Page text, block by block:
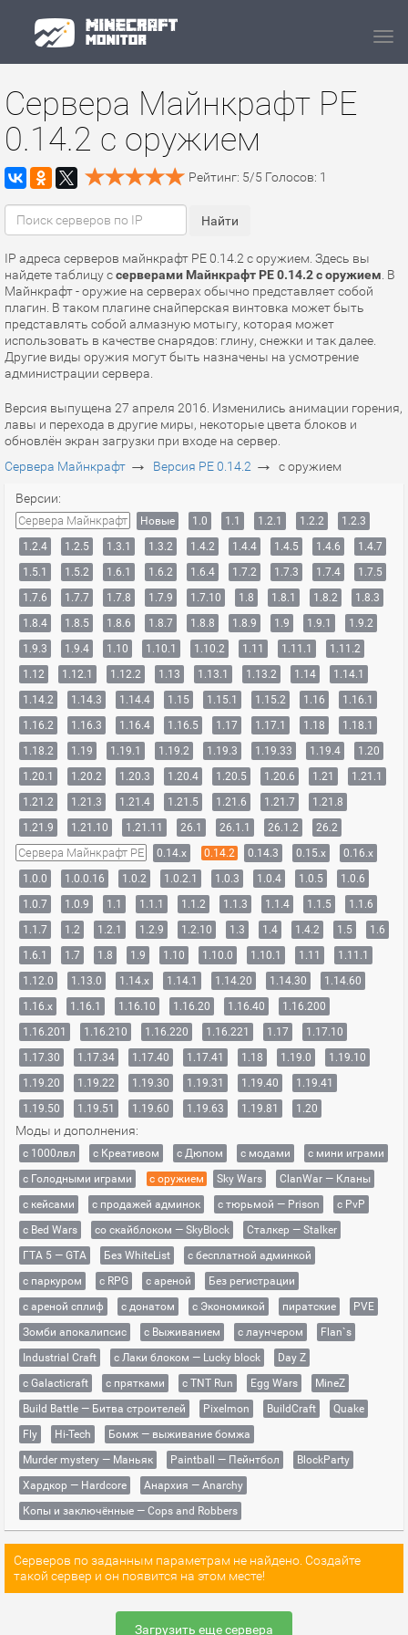
Сервера Майнкрафт PE
0.14.2 с оружием
Рейтинг: 5/5 Голосов: 1
IP адреса серверов майнкрафт PE 0.14.2 с оружием. Здесь вы
найдете таблицу ссерверами Майнкрафт PE 0.14.2 с оружием . В
Майнкрафт - оружие на серверах обычно представляет собой
плагин. В таком плагине снайперская винтовка может быть
представлять собой алмазную мотыгу, которая может
использовать в качестве снарядов: глину, снежки и так далее.
Другие виды оружия могут быть назначены на усмотрение
администрации сервера.
Версия выпущена 27 апреля 2016. Изменились анимации горения,
лавы и перехода в другие миры, некоторые цвета блоков и
обновлён экран загрузки при входе на сервер.
Сервера Майнкрафт → Версия PE 0.14.2 → с оружием
Версии:
Сервера Майнкрафт Новые 1.0 1.1 1.2.1 1.2.2
1.2.3
1.2.4
1.2.5 1.3.1 1.3.2 1.4.2 1.4.4 1.4.5 1.4.6
1.4.7
1.5.1
1.5.2 1.6.1 1.6.2 1.6.4 1.7.2 1.7.3 1.7.4
1.7.5
1.7.6
1.7.7 1.7.8 1.7.9 1.7.10 1.8 1.8.1 1.8.2
1.8.3
1.8.4
1.8.5 1.8.6 1.8.7 1.8.8 1.8.9 1.9 1.9.1
1.9.2
1.9.3
1.9.4 1.10 1.10.1 1.10.2 1.11 1.11.1
1.11.2
1.12
1.12.1 1.12.2 1.13 1.13.1 1.13.2 1.14
1.14.1
1.14.2
1.14.3 1.14.4 1.15 1.15.1 1.15.2 1.16
1.16.1
1.16.2
1.16.3 1.16.4 1.16.5 1.17 1.17.1 1.18
1.18.1
1.18.2
1.19 1.19.1 1.19.2 1.19.3 1.19.33 1.19.4
1.20
1.20.1
1.20.2 1.20.3 1.20.4 1.20.5 1.20.6 1.21
1.21.1
1.21.2
1.21.3 1.21.4 1.21.5 1.21.6 1.21.7
1.21.8
1.21.9
1.21.10 1.21.11 26.1 26.1.1 26.1.2 26.2
Сервера Майнкрафт PE 0.14.x 0.14.2 0.14.3 0.15.x
0.16.x
1.0.0
1.0.0.16 1.0.2 1.0.2.1 1.0.3 1.0.4 1.0.5
1.0.6
1.0.7
1.0.9 1.1 1.1.1 1.1.2 1.1.3 1.1.4 1.1.5
1.1.6
1.1.7
1.2 1.2.1 1.2.9 1.2.10 1.3 1.4 1.4.2 1.5
1.6
1.6.1
1.7 1.8 1.9 1.10 1.10.0 1.10.1 1.11
1.11.1
1.12.0
1.13.0 1.14.x 1.14.1 1.14.20 1.14.30
1.14.60
1.16.x
1.16.1 1.16.10 1.16.20 1.16.40
1.16.200
1.16.201
1.16.210 1.16.220 1.16.221 1.17
1.17.10
1.17.30
1.17.34 1.17.40 1.17.41 1.18 1.19.0
1.19.10
1.19.20
1.19.22 1.19.30 1.19.31 1.19.40
1.19.41
1.19.50
1.19.51 1.19.60 1.19.63 1.19.81 1.20
Моды и дополнения:
с 1000лвл c Креативом с Дюпом с модами
с мини играми
с Голодными играми
с оружием Sky Wars
ClanWar — Кланы
с кейсами
с продажей админок с тюрьмой — Prison
с PvP
с Bed Wars
со скайблоком — SkyBlock
Сталкер — Stalker
ГТА 5 — GTA
Без WhiteList
с бесплатной админкой
с паркуром
с RPG с ареной
Без регистрации
с ареной сплиф
с донатом с Экономикой пиратские
PVE
Зомби апокалипсис
с Выживанием с лаунчером
Flan`s
Industrial Craft
с Лаки блоком — Lucky block
Day Z
с Galacticraft
с прятками с TNT Run Egg Wars
MineZ
Build Battle — Битва строителей
Pixelmon BuildCraft
Quake
Fly
Hi-Tech
Бомж — выживание бомжа
Murder mystery — Маньяк
Paintball — Пейнтбол
BlockParty
Хардкор — Hardcore
Анархия — Anarchy
Копы и заключённые — Cops and Robbers
Серверов по заданным параметрам не найдено. Создайте
такой сервер и он появится на этом месте!
Загрузить еще сервера